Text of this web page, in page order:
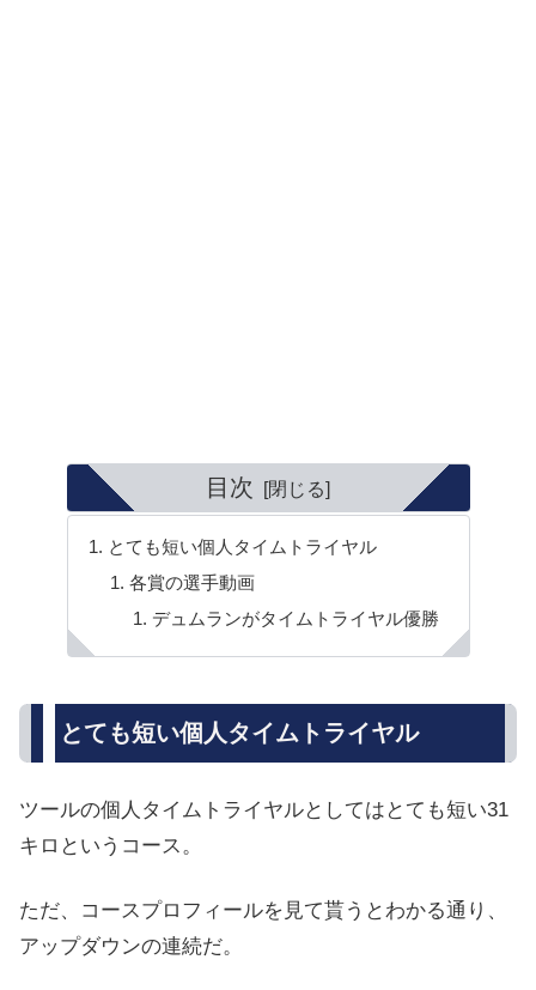
目次
とても短い個人タイムトライヤル
各賞の選手動画
デュムランがタイムトライヤル優勝
とても短い個人タイムトライヤル
ツールの個人タイムトライヤルとしてはとても短い31
キロというコース。
ただ、コースプロフィールを見て貰うとわかる通り、
アップダウンの連続だ。